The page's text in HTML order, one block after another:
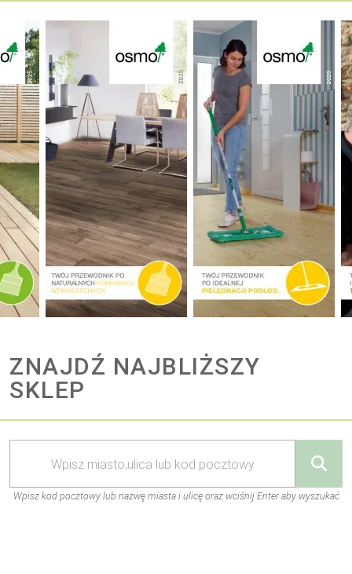
ZNAJDŹ NAJBLIŻSZY
SKLEP
Wpisz kod pocztowy lub nazwę miasta i ulicę oraz wciśnij Enter aby wyszukać